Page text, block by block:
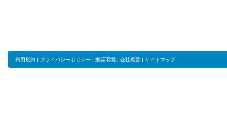
利用規約 | プライバシーポリシー | 推奨環境 | 会社概要 | サイトマップ